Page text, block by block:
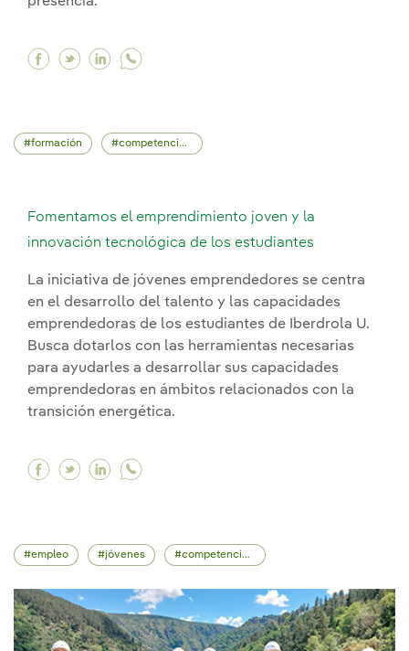
Facebook Más de 20 acuerdos estratégicos
Twitter Más de 20 acuerdos estratégicos
Linkedin Más de 20 acuerdos
formación competencias profesionales
Fomentamos el emprendimiento joven y la
innovación tecnológica de los estudiantes
La iniciativa de jóvenes emprendedores se centra
en el desarrollo del talento y las capacidades
emprendedoras de los estudiantes de Iberdrola U.
Busca dotarlos con las herramientas necesarias
para ayudarles a desarrollar sus capacidades
emprendedoras en ámbitos relacionados con la
transición energética.
Facebook Fomentamos el emprendimiento
Twitter Fomentamos el emprendimiento
Linkedin Fomentamos el
empleo jóvenes competencias profesionales